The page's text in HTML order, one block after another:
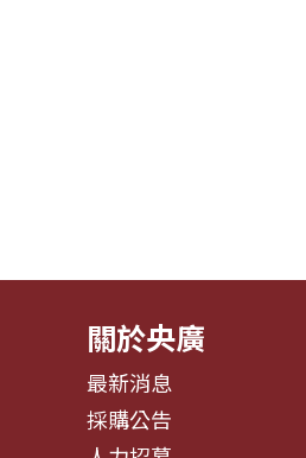
關於央廣
最新消息
採購公告